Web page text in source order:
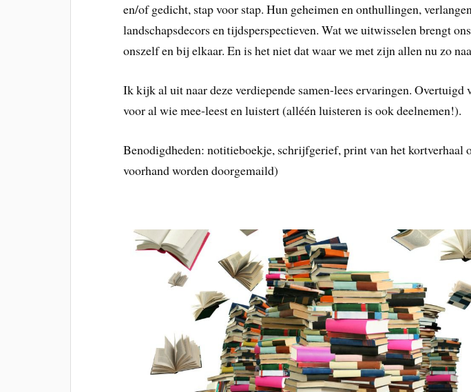
en/of gedicht, stap voor stap. Hun geheimen en onthullingen,
landschapsdecors en tijdsperspectieven. Wat we uitwisselen brengt
onszelf en bij elkaar. En is het niet dat waar we met zijn allen nu zo
Ik kijk al uit naar deze verdiepende samen-lees ervaringen. Overtuigd
voor al wie mee-leest en luistert (alléén luisteren is ook deelnemen!).
Benodigdheden: notitieboekje, schrijfgerief, print van het kortverhaal
voorhand worden doorgemaild)